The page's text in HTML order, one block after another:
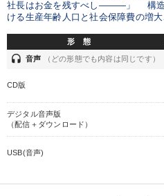
社長はお金を残すべし―――」 構造
ける生産年齢人口と社会保障費の増
形 態
headset 音声 （どの形態でも内容は同じです）
CD版
デジタル音声版
（配信＋ダウンロード）
USB(音声)